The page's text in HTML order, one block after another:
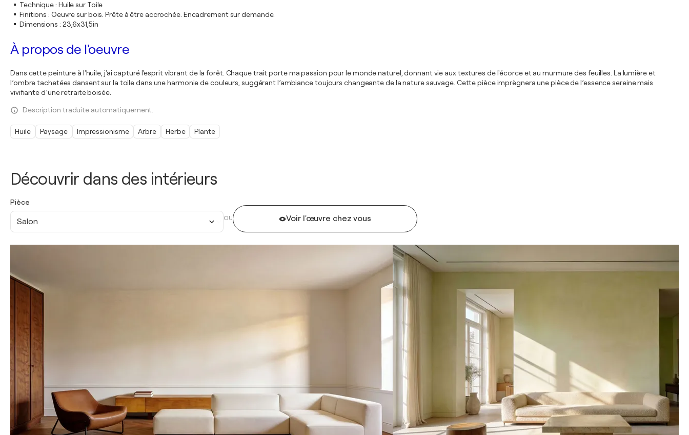
Découvrir dans des intérieurs
Pièce
Salon OU Voir l'œuvre chez vous
Technique: Huile sur Toile
Finitions : Oeuvre sur bois. Prête à être accrochée. Encadrement sur demande.
Dimensions : 23,6x31,5in
À propos de l'oeuvre
Dans cette peinture à l'huile, j'ai capturé l'esprit vibrant de la forêt. Chaque trait porte ma passion pour le monde naturel, donnant vie aux textures de l'écorce et au murmure des feuilles. La lumière et
l’ombre tachetées dansent sur la toile dans une harmonie de couleurs, suggérant l’ambiance toujours changeante de la nature sauvage. Cette pièce imprègnera une pièce de l’essence sereine mais
vivifiante d’une retraite boisée.
Description traduite automatiquement.
Huile Paysage Impressionisme Arbre Herbe Plante